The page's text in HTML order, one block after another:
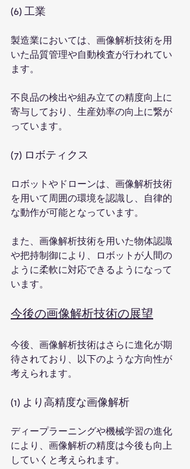
(6) 工業
製造業においては、画像解析技術を用
いた品質管理や自動検査が行われてい
ます。
不良品の検出や組み立ての精度向上に
寄与しており、生産効率の向上に繋が
っています。
(7) ロボティクス
ロボットやドローンは、画像解析技術
を用いて周囲の環境を認識し、自律的
な動作が可能となっています。
また、画像解析技術を用いた物体認識
や把持制御により、ロボットが人間の
ように柔軟に対応できるようになって
います。
今後の画像解析技術の展望
今後、画像解析技術はさらに進化が期
待されており、以下のような方向性が
考えられます。
(1) より高精度な画像解析
ディープラーニングや機械学習の進化
により、画像解析の精度は今後も向上
していくと考えられます。